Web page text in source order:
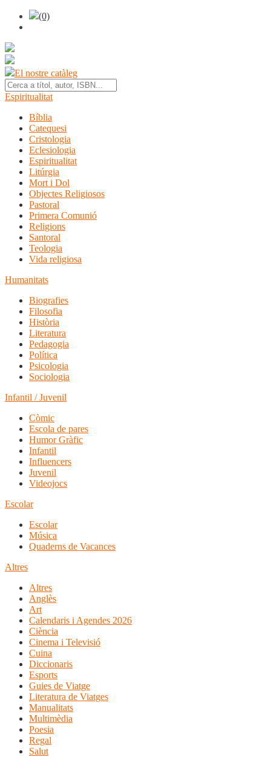
(0)
El nostre catàleg
Espiritualitat
Bíblia
Catequesi
Cristologia
Eclesiologia
Espiritualitat
Litúrgia
Mort i Dol
Objectes Religiosos
Pastoral
Primera Comunió
Religions
Santoral
Teologia
Vida religiosa
Humanitats
Biografies
Filosofia
Història
Literatura
Pedagogia
Política
Psicologia
Sociologia
Infantil / Juvenil
Còmic
Escola de pares
Humor Gràfic
Infantil
Influencers
Juvenil
Videojocs
Escolar
Escolar
Música
Quaderns de Vacances
Altres
Altres
Anglès
Art
Calendaris i Agendes 2026
Ciència
Cinema i Televisió
Cuina
Diccionaris
Esports
Guies de Viatge
Literatura de Viatges
Manualitats
Multimèdia
Poesia
Regal
Salut